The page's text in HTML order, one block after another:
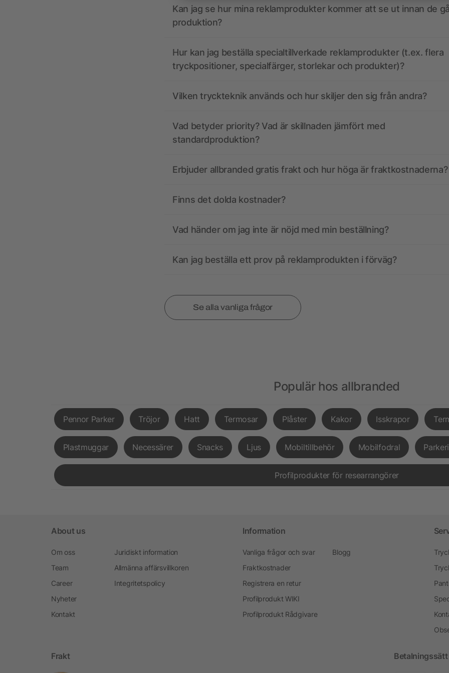
Kan jag se hur mina reklamprodukter kommer att se ut innan de
produktion?
Hur kan jag beställa specialtillverkade reklamprodukter (t.ex. flera
tryckpositioner, specialfärger, storlekar och produkter)?
Vilken tryckteknik används och hur skiljer den sig från andra?
Vad betyder priority? Vad är skillnaden jämfört med
standardproduktion?
Erbjuder allbranded gratis frakt och hur höga är fraktkostnaderna?
Finns det dolda kostnader?
Vad händer om jag inte är nöjd med min beställning?
Kan jag beställa ett prov på reklamprodukten i förväg?
Se alla vanliga frågor
Populär hos allbranded
Pennor Parker Tröjor Hatt Termosar Plåster Kakor Isskrapor
Plastmuggar Necessärer Snacks Ljus Mobiltillbehör Mobilfodral
Profilprodukter för researrangörer
About us
Om oss
Team
Career
Nyheter
Kontakt
Juridiskt information
Allmänna affärsvillkoren
Integritetspolicy
Information
Vanliga frågor och svar
Fraktkostnader
Registrera en retur
Profilprodukt WIKI
Profilprodukt Rådgivare
Blogg
Frakt Betalningssätt